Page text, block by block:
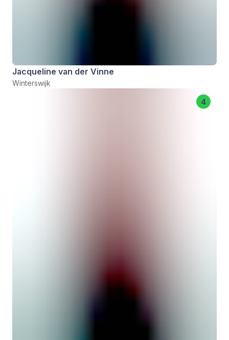
Jacqueline van der Vinne
Winterswijk
4